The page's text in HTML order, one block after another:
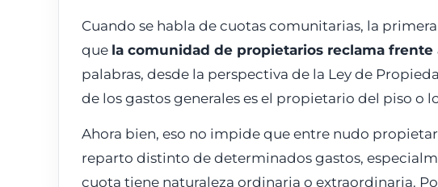
Cuando se habla de cuotas comunitarias, la
que la comunidad de propietarios reclama
palabras, desde la perspectiva de la Ley de
de los gastos generales es el propietario del piso o
Ahora bien, eso no impide que entre nudo
reparto distinto de determinados gastos,
cuota tiene naturaleza ordinaria o extraordinaria.